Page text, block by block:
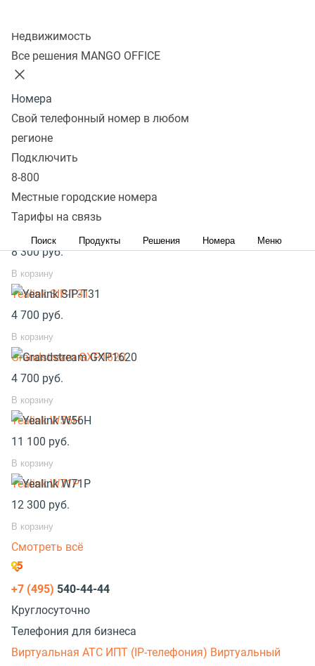
Недвижимость
Все решения MANGO OFFICE
Номера
Свой телефонный номер в любом
регионе
Подключить
8-800
Местные городские номера
Тарифы на связь
Поиск Продукты Решения Номера Меню
База знаний
(NEW)Автонастройка телефона
Инструкция по первичной настройке
Обновление ПО
Популярное оборудование
SIP телефоны беспроводные
8 300руб.
В корзину
Yealink SIP-T31
4 700 руб.
В корзину
Grandstream GXP1620
4 700 руб.
В корзину
Yealink W56H
11 100 руб.
В корзину
Yealink W71P
12 300 руб.
В корзину
Смотреть всё
+7 (495) 540-44-44
Круглосуточно
Телефония для бизнеса
Виртуальная АТС ИПТ (IP-телефония) Виртуальный